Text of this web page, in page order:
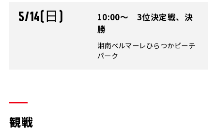
5/14(日)
10:00～ 3位決定戦、決
勝
湘南ベルマーレひらつかビーチ
パーク
観戦